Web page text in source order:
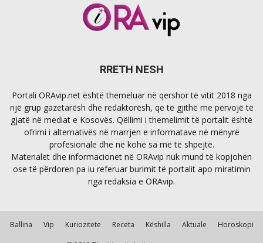
RRETH NESH
Portali ORAvip.net është themeluar në qershor të vitit 2018 nga
një grup gazetarësh dhe redaktorësh, që të gjithë me përvojë të
gjatë në mediat e Kosovës. Qëllimi i themelimit të portalit është
ofrimi i alternativës në marrjen e informatave në mënyrë
profesionale dhe në kohë sa më të shpejtë.
Materialet dhe informacionet në ORAvip nuk mund të kopjohen
ose të përdoren pa iu referuar burimit të portalit apo miratimin
nga redaksia e ORAvip.
Ballina Vip Kuriozitete Receta Këshilla Aktuale Horoskopi